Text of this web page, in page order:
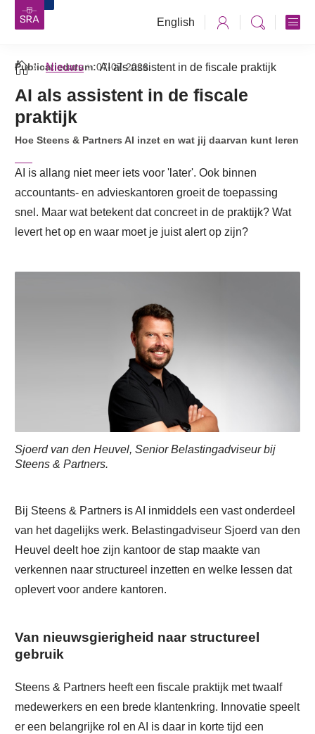
English
Nieuws AI als assistent in de fiscale praktijk
Publicatiedatum:07-07-2026
AI als assistent in de fiscale
praktijk
Hoe Steens & Partners AI inzet en wat jij daarvan kunt leren
AI is allang niet meer iets voor 'later'. Ook binnen
accountants- en advieskantoren groeit de toepassing
snel. Maar wat betekent dat concreet in de praktijk? Wat
levert het op en waar moet je juist alert op zijn?
Sjoerd van den Heuvel, Senior Belastingadviseur bij
Steens & Partners.
Bij Steens & Partners is AI inmiddels een vast onderdeel
van het dagelijks werk. Belastingadviseur Sjoerd van den
Heuvel deelt hoe zijn kantoor de stap maakte van
verkennen naar structureel inzetten en welke lessen dat
oplevert voor andere kantoren.
Van nieuwsgierigheid naar structureel
gebruik
Steens & Partners heeft een fiscale praktijk met twaalf
medewerkers en een brede klantenkring. Innovatie speelt
er een belangrijke rol en AI is daar in korte tijd een